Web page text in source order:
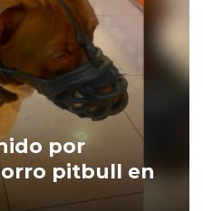
por
pitbull en